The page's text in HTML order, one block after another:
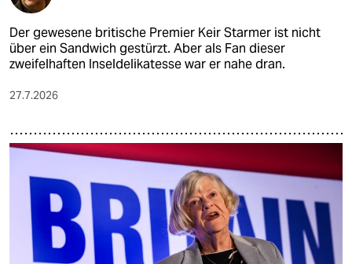
Der gewesene britische Premier Keir Starmer ist nicht
über ein Sandwich gestürzt. Aber als Fan dieser
zweifelhaften Inseldelikatesse war er nahe dran.
27.7.2026